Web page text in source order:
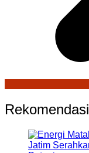
Rekomendasi